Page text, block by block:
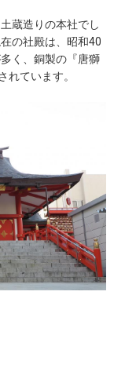
蔵造りの本社でし
の社殿は、昭和40
く、銅製の『唐獅
れています。